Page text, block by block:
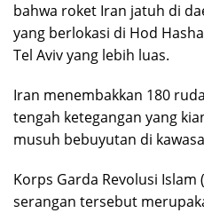
bahwa roket Iran jatuh di
yang berlokasi di Hod
Tel Aviv yang lebih luas.
Iran menembakkan 180
tengah ketegangan yang
musuh bebuyutan di
Korps Garda Revolusi Islam
serangan tersebut